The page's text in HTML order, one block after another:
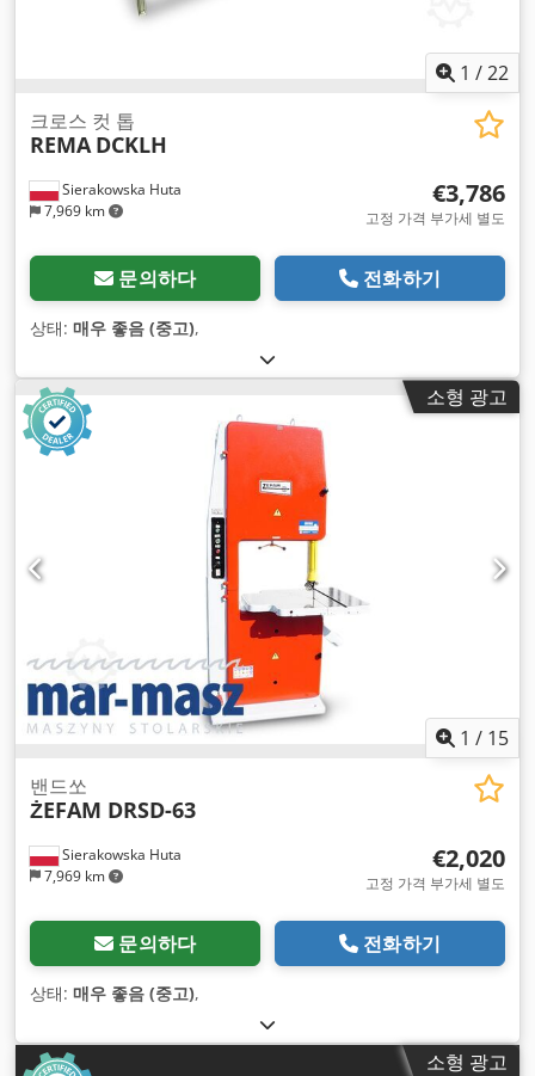
1 /22
Sierakowska Huta
7,969 km
크로스 컷 톱
REMA DCKLH
€3,786
고정 가격 부가세 별도
문의하다 전화하기
상태: 매우 좋음 (중고),
소형 광고
1 / 15
Sierakowska Huta
7,969 km
밴드쏘
ŻEFAM DRSD-63
€2,020
고정 가격 부가세 별도
문의하다 전화하기
상태: 매우 좋음 (중고),
소형 광고